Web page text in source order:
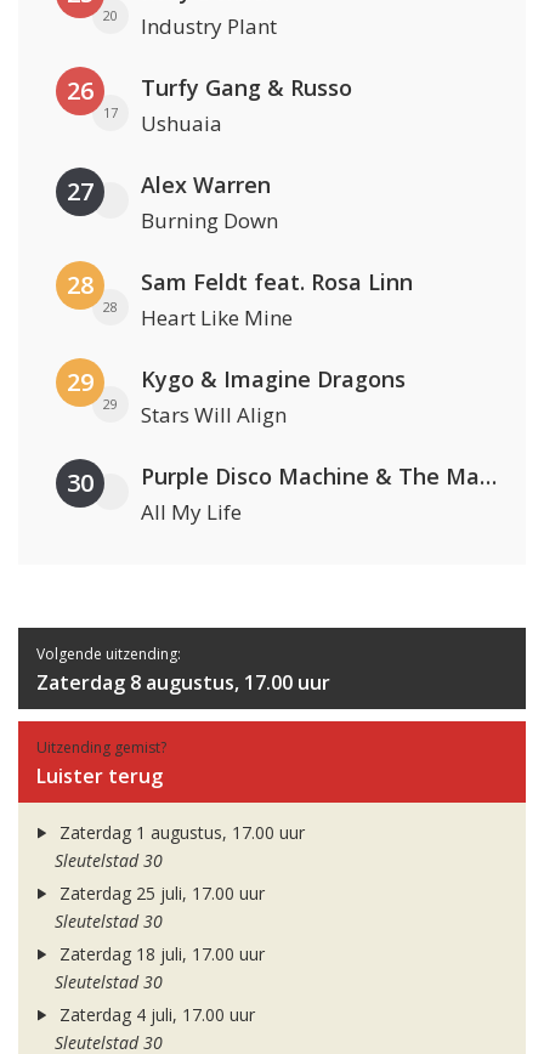
20 Industry Plant
26
17
Turfy Gang & Russo
Ushuaia
27 Alex Warren
Burning Down
28
28
Sam Feldt feat. Rosa Linn
Heart Like Mine
29
29
Kygo & Imagine Dragons
Stars Will Align
30 Purple Disco Machine & The Magician
All My Life
Volgende uitzending:
Zaterdag 8 augustus, 17.00 uur
Uitzending gemist?
Luister terug
Zaterdag 1 augustus, 17.00 uur
Sleutelstad 30
Zaterdag 25 juli, 17.00 uur
Sleutelstad 30
Zaterdag 18 juli, 17.00 uur
Sleutelstad 30
Zaterdag 4 juli, 17.00 uur
Sleutelstad 30